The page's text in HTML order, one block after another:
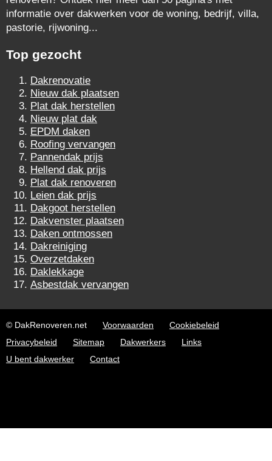
informatie over dakwerken voor de woning, bedrijf, villa,
pastorie, rijwoning...
Top gezocht
Dakrenovatie
Nieuw dak plaatsen
Plat dak herstellen
Nieuw plat dak
EPDM daken
Roofing vervangen
Pannendak prijs
Hellend dak prijs
Plat dak renoveren
Leien dak prijs
Dakgoot herstellen
Dakvenster plaatsen
Daken ontmossen
Dakreiniging
Overzetdaken
Daklekkage
Asbestdak vervangen
© DakRenoveren.net Voorwaarden
Cookiebeleid
Privacybeleid
Sitemap Dakwerkers
Links
U bent dakwerker
Contact